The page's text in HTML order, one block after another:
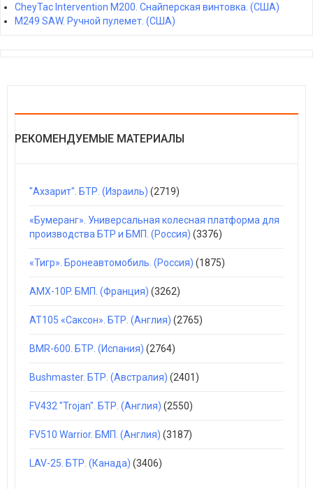
CheyTac Intervention M200. Снайперская винтовка. (США)
M249 SAW. Ручной пулемет. (США)
РЕКОМЕНДУЕМЫЕ МАТЕРИАЛЫ
"Ахзарит". БТР. (Израиль) (2719)
«Бумеранг». Универсальная колесная платформа для
производства БТР и БМП. (Россия) (3376)
«Тигр». Бронеавтомобиль. (Россия) (1875)
AMX-10P. БМП. (Франция) (3262)
AT105 «Саксон». БТР. (Англия) (2765)
BMR-600. БТР. (Испания) (2764)
Bushmaster. БТР. (Австралия) (2401)
FV432 "Trojan". БТР. (Англия) (2550)
FV510 Warrior. БМП. (Англия) (3187)
LAV-25. БТР. (Канада) (3406)